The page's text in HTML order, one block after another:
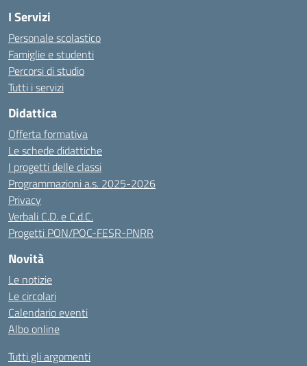
I Servizi
Personale scolastico
Famiglie e studenti
Percorsi di studio
Tutti i servizi
Didattica
Offerta formativa
Le schede didattiche
I progetti delle classi
Programmazioni a.s. 2025-2026
Privacy
Verbali C.D. e C.d.C.
Progetti PON/POC-FESR-PNRR
Novità
Le notizie
Le circolari
Calendario eventi
Albo online
Tutti gli argomenti